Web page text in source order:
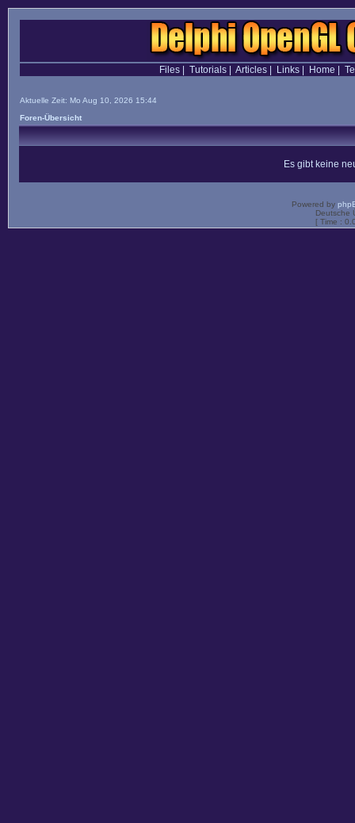
Files| Tutorials| Articles| Links| Home
Aktuelle Zeit: Mo Aug 10, 2026 15:44
Foren-Übersicht
Es gibt keine
Powered by
Deutsche
[ Time :